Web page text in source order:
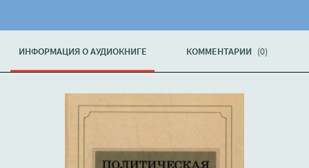
ИНФОРМАЦИЯ О АУДИОКНИГЕ КОММЕНТАРИИ (0)